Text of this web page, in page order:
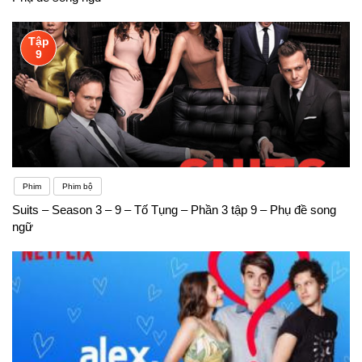
Tập
9
Phim Phim bộ
Suits – Season 3 – 9 – Tố Tụng – Phần 3 tập 9 – Phụ đề song
ngữ